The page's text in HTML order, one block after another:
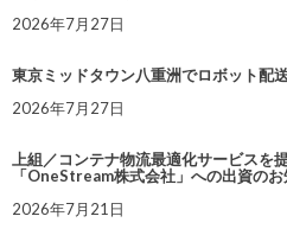
2026年7月27日
東京ミッドタウン八重洲でロボット配
2026年7月27日
上組／コンテナ物流最適化サービスを
「OneStream株式会社」への出資の
2026年7月21日